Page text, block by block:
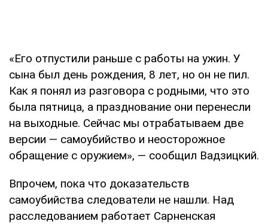
«Его отпустили раньше с работы на ужин. У
сына был день рождения, 8 лет, но он не пил.
Как я понял из разговора с родными, что это
была пятница, а празднование они перенесли
на выходные. Сейчас мы отрабатываем две
версии — самоубийство и неосторожное
обращение с оружием», — сообщил Вадзицкий.
Впрочем, пока что доказательств
самоубийства следователи не нашли. Над
расследованием работает Сарненская